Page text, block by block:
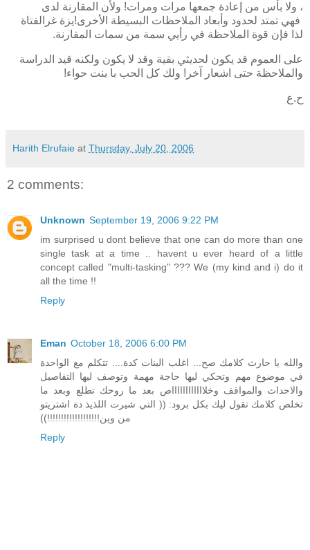
، ولا بأس من إعادة جمعها مرات ومرات! ولأن المقارنة لدى
الفتاة غر يزةفهي تمتد لحدود وأبعاد الملاحظات البسيطة الأخرى!
لذا فإن قوة الملاحظة في رأيي سمة من سمات المقارنة.
على العموم قد يكون لحديثي بقية وقد لا يكون ولكنه قيد الدراسة
والملاحظة حتى اشعار آخر! ولك كل الحب با بنت حواء!
ح.ع
Harith Elrufaie at Thursday, July 20, 2006
2 comments:
Unknown September 19, 2006 9:22 PM
im surprised u dont believe that one can do more than one
single task at a time .. havent u ever heard of a little
concept called "multi-tasking" ??? We (my kind and i) do it
all the time !!
Reply
Eman October 18, 2006 6:00 PM
والله يا حارث كلامك صح... اغلب البنات كدة.... تتكلم مع الواحدة
في موضوع مهم وتحكي ليها حاجة مهمة وتوصف ليها التفاصيل
والاحداث والمواقف وخلااااااااااااص بعد ما روحك تطلع وبعد ما
تخلص كلامك تقول ليك بكل برود: (( التي شيرت اللذيذ دة اشتريتو
من وين!!!!!!!!!!!!!!!!!!!))
Reply